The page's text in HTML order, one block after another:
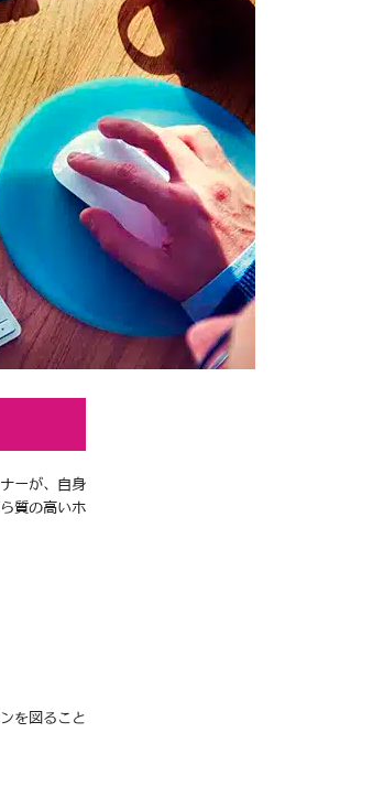
ーが、自身
質の高いホ
を図ること